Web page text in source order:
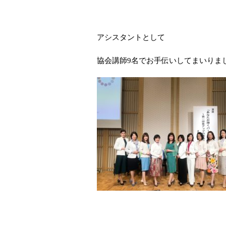
アシスタントとして
協会講師9名でお手伝いしてまいりま